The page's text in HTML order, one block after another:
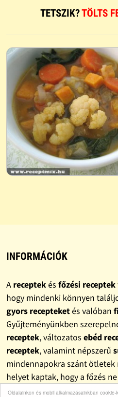
Oldalainkon és mobil alkalmazásainkban
TETSZIK?TÖLTS
INFORMÁCIÓK
A receptekés főzési receptek
hogy mindenki könnyen
gyors recepteketés valóban
Gyűjteményünkben
receptek, változatos ebéd
receptek, valamint népszerű
mindennapokra szánt
helyet kaptak, hogy a főzés
pénztárcabarát megoldás is